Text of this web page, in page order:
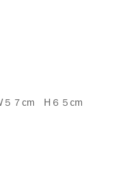
５７cm H６５cm